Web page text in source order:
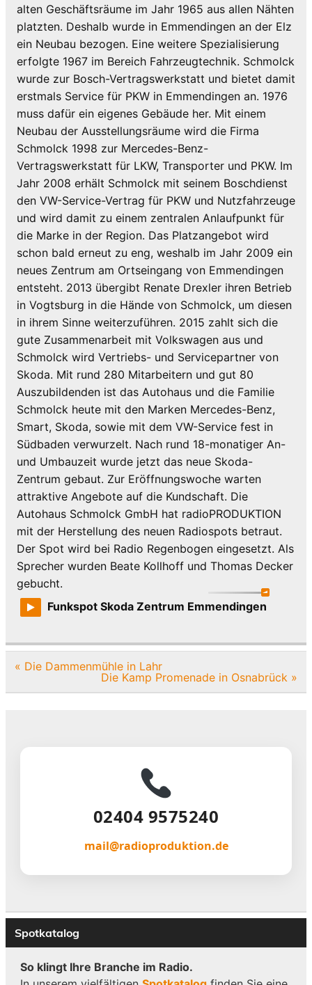
alten Geschäftsräume im Jahr 1965 aus allen Nähten
platzten. Deshalb wurde in Emmendingen an der Elz
ein Neubau bezogen. Eine weitere Spezialisierung
erfolgte 1967 im Bereich Fahrzeugtechnik. Schmolck
wurde zur Bosch-Vertragswerkstatt und bietet damit
erstmals Service für PKW in Emmendingen an. 1976
muss dafür ein eigenes Gebäude her. Mit einem
Neubau der Ausstellungsräume wird die Firma
Schmolck 1998 zur Mercedes-Benz-
Vertragswerkstatt für LKW, Transporter und PKW. Im
Jahr 2008 erhält Schmolck mit seinem Boschdienst
den VW-Service-Vertrag für PKW und Nutzfahrzeuge
und wird damit zu einem zentralen Anlaufpunkt für
die Marke in der Region. Das Platzangebot wird
schon bald erneut zu eng, weshalb im Jahr 2009 ein
neues Zentrum am Ortseingang von Emmendingen
entsteht. 2013 übergibt Renate Drexler ihren Betrieb
in Vogtsburg in die Hände von Schmolck, um diesen
in ihrem Sinne weiterzuführen. 2015 zahlt sich die
gute Zusammenarbeit mit Volkswagen aus und
Schmolck wird Vertriebs- und Servicepartner von
Skoda. Mit rund 280 Mitarbeitern und gut 80
Auszubildenden ist das Autohaus und die Familie
Schmolck heute mit den Marken Mercedes-Benz,
Smart, Skoda, sowie mit dem VW-Service fest in
Südbaden verwurzelt. Nach rund 18-monatiger An-
und Umbauzeit wurde jetzt das neue Skoda-
Zentrum gebaut. Zur Eröffnungswoche warten
attraktive Angebote auf die Kundschaft. Die
Autohaus Schmolck GmbH hat radioPRODUKTION
mit der Herstellung des neuen Radiospots betraut.
Der Spot wird bei Radio Regenbogen eingesetzt. Als
Sprecher wurden Beate Kollhoff und Thomas Decker
gebucht.
Funkspot Skoda Zentrum Emmendingen
Beitragsnavigation
« Die Dammenmühle in Lahr
Die Kamp Promenade in Osnabrück »
02404 9575240
mail@radioproduktion.de
Spotkatalog
So klingt Ihre Branche im Radio.